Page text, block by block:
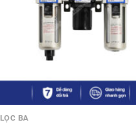
LỌC BA